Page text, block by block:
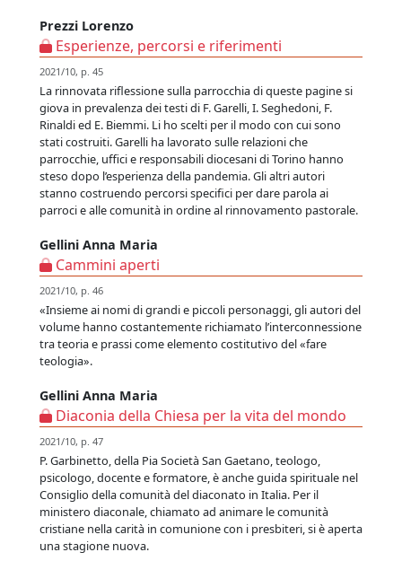
Prezzi Lorenzo
Esperienze, percorsi e riferimenti
2021/10, p. 45
La rinnovata riflessione sulla parrocchia di queste pagine si
giova in prevalenza dei testi di F. Garelli, I. Seghedoni, F.
Rinaldi ed E. Biemmi. Li ho scelti per il modo con cui sono
stati costruiti. Garelli ha lavorato sulle relazioni che
parrocchie, uffici e responsabili diocesani di Torino hanno
steso dopo l’esperienza della pandemia. Gli altri autori
stanno costruendo percorsi specifici per dare parola ai
parroci e alle comunità in ordine al rinnovamento pastorale.
Gellini Anna Maria
Cammini aperti
2021/10, p. 46
«Insieme ai nomi di grandi e piccoli personaggi, gli autori del
volume hanno costantemente richiamato l’interconnessione
tra teoria e prassi come elemento costitutivo del «fare
teologia».
Gellini Anna Maria
Diaconia della Chiesa per la vita del mondo
2021/10, p. 47
P. Garbinetto, della Pia Società San Gaetano, teologo,
psicologo, docente e formatore, è anche guida spirituale nel
Consiglio della comunità del diaconato in Italia. Per il
ministero diaconale, chiamato ad animare le comunità
cristiane nella carità in comunione con i presbiteri, si è aperta
una stagione nuova.